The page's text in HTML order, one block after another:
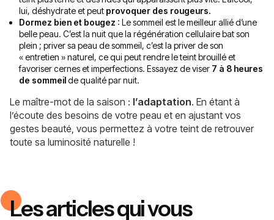
lui, déshydrate et peut provoquer des rougeurs.
Dormez bien et bougez : Le sommeil est le meilleur allié d’une
belle peau. C’est la nuit que la régénération cellulaire bat son
plein ; priver sa peau de sommeil, c’est la priver de son
« entretien » naturel, ce qui peut rendre le teint brouillé et
favoriser cernes et imperfections. Essayez de viser 7 à 8 heures
de sommeilde qualité par nuit.
Le maître-mot de la saison : l’adaptation. En étant à
l’écoute des besoins de votre peau et en ajustant vos
gestes beauté, vous permettez à votre teint de retrouver
toute sa luminosité naturelle !
Les articles qui vous